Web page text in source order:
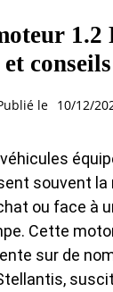
1.2
conseils
le 10/12/
souvent la
ou face à
Cette
sur de